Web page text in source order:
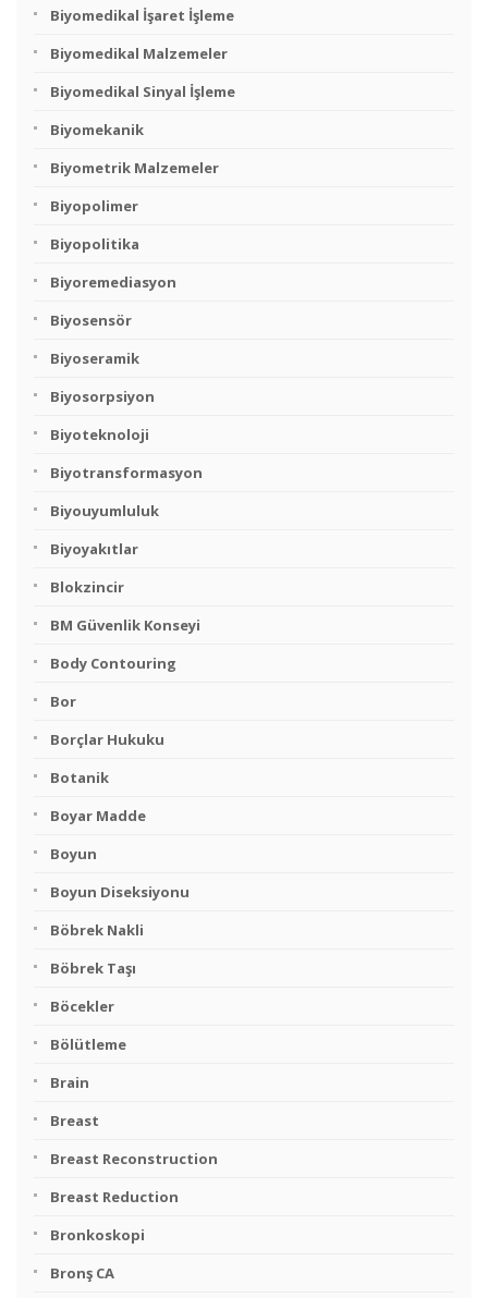
Biyomedikal İşaret İşleme
Biyomedikal Malzemeler
Biyomedikal Sinyal İşleme
Biyomekanik
Biyometrik Malzemeler
Biyopolimer
Biyopolitika
Biyoremediasyon
Biyosensör
Biyoseramik
Biyosorpsiyon
Biyoteknoloji
Biyotransformasyon
Biyouyumluluk
Biyoyakıtlar
Blokzincir
BM Güvenlik Konseyi
Body Contouring
Bor
Borçlar Hukuku
Botanik
Boyar Madde
Boyun
Boyun Diseksiyonu
Böbrek Nakli
Böbrek Taşı
Böcekler
Bölütleme
Brain
Breast
Breast Reconstruction
Breast Reduction
Bronkoskopi
Bronş CA